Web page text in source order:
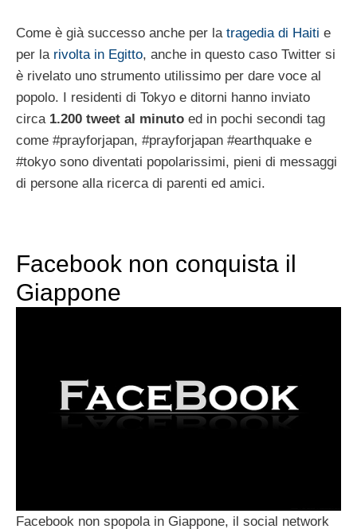
Come è già successo anche per la tragedia di Haiti e
per la rivolta in Egitto, anche in questo caso Twitter si
è rivelato uno strumento utilissimo per dare voce al
popolo. I residenti di Tokyo e ditorni hanno inviato
circa1.200 tweet al minuto ed in pochi secondi tag
come #prayforjapan, #prayforjapan #earthquake e
#tokyo sono diventati popolarissimi, pieni di messaggi
di persone alla ricerca di parenti ed amici.
Facebook non conquista il
Giappone
Facebook non spopola in Giappone, il social network